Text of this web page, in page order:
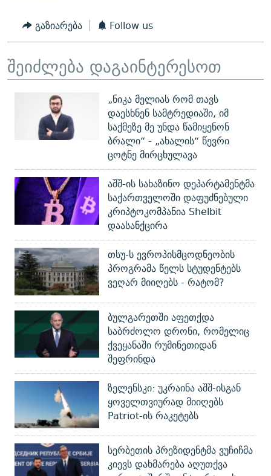
გაზიარება Follow us
შეიძლება დაგაინტერესოთ
„ნიკა მელიას რომ თავს
დაესხნენ სამტრედიაში, იმ
საქმეზე მე უნდა წამიყენონ
ბრალი“ - „ახალის“ წევრი
ცოტნე მირცხულავა
აშშ-ის სახაზინო დეპარტამენტმა
საქართველოში დაფუძნებული
კრიპტოკომპანია Shelbit
დაასანქცირა
თსუ-ს ევროპისმცოდნეობის
პროგრამა წელს სტუდენტებს
ვეღარ მიიღებს - რატომ?
ბულგარეთში აფეთქდა
საბრძოლო დრონი, რომელიც
ქვეყანაში რუმინეთიდან
შეფრინდა
ზელენსკი: უკრაინა აშშ-ისგან
ყოველთვიურად მიიღებს
Patriot-ის რაკეტებს
სერბეთის პრეზიდენტმა ვუჩიჩმა
კიევს დახმარება აღუთქვა